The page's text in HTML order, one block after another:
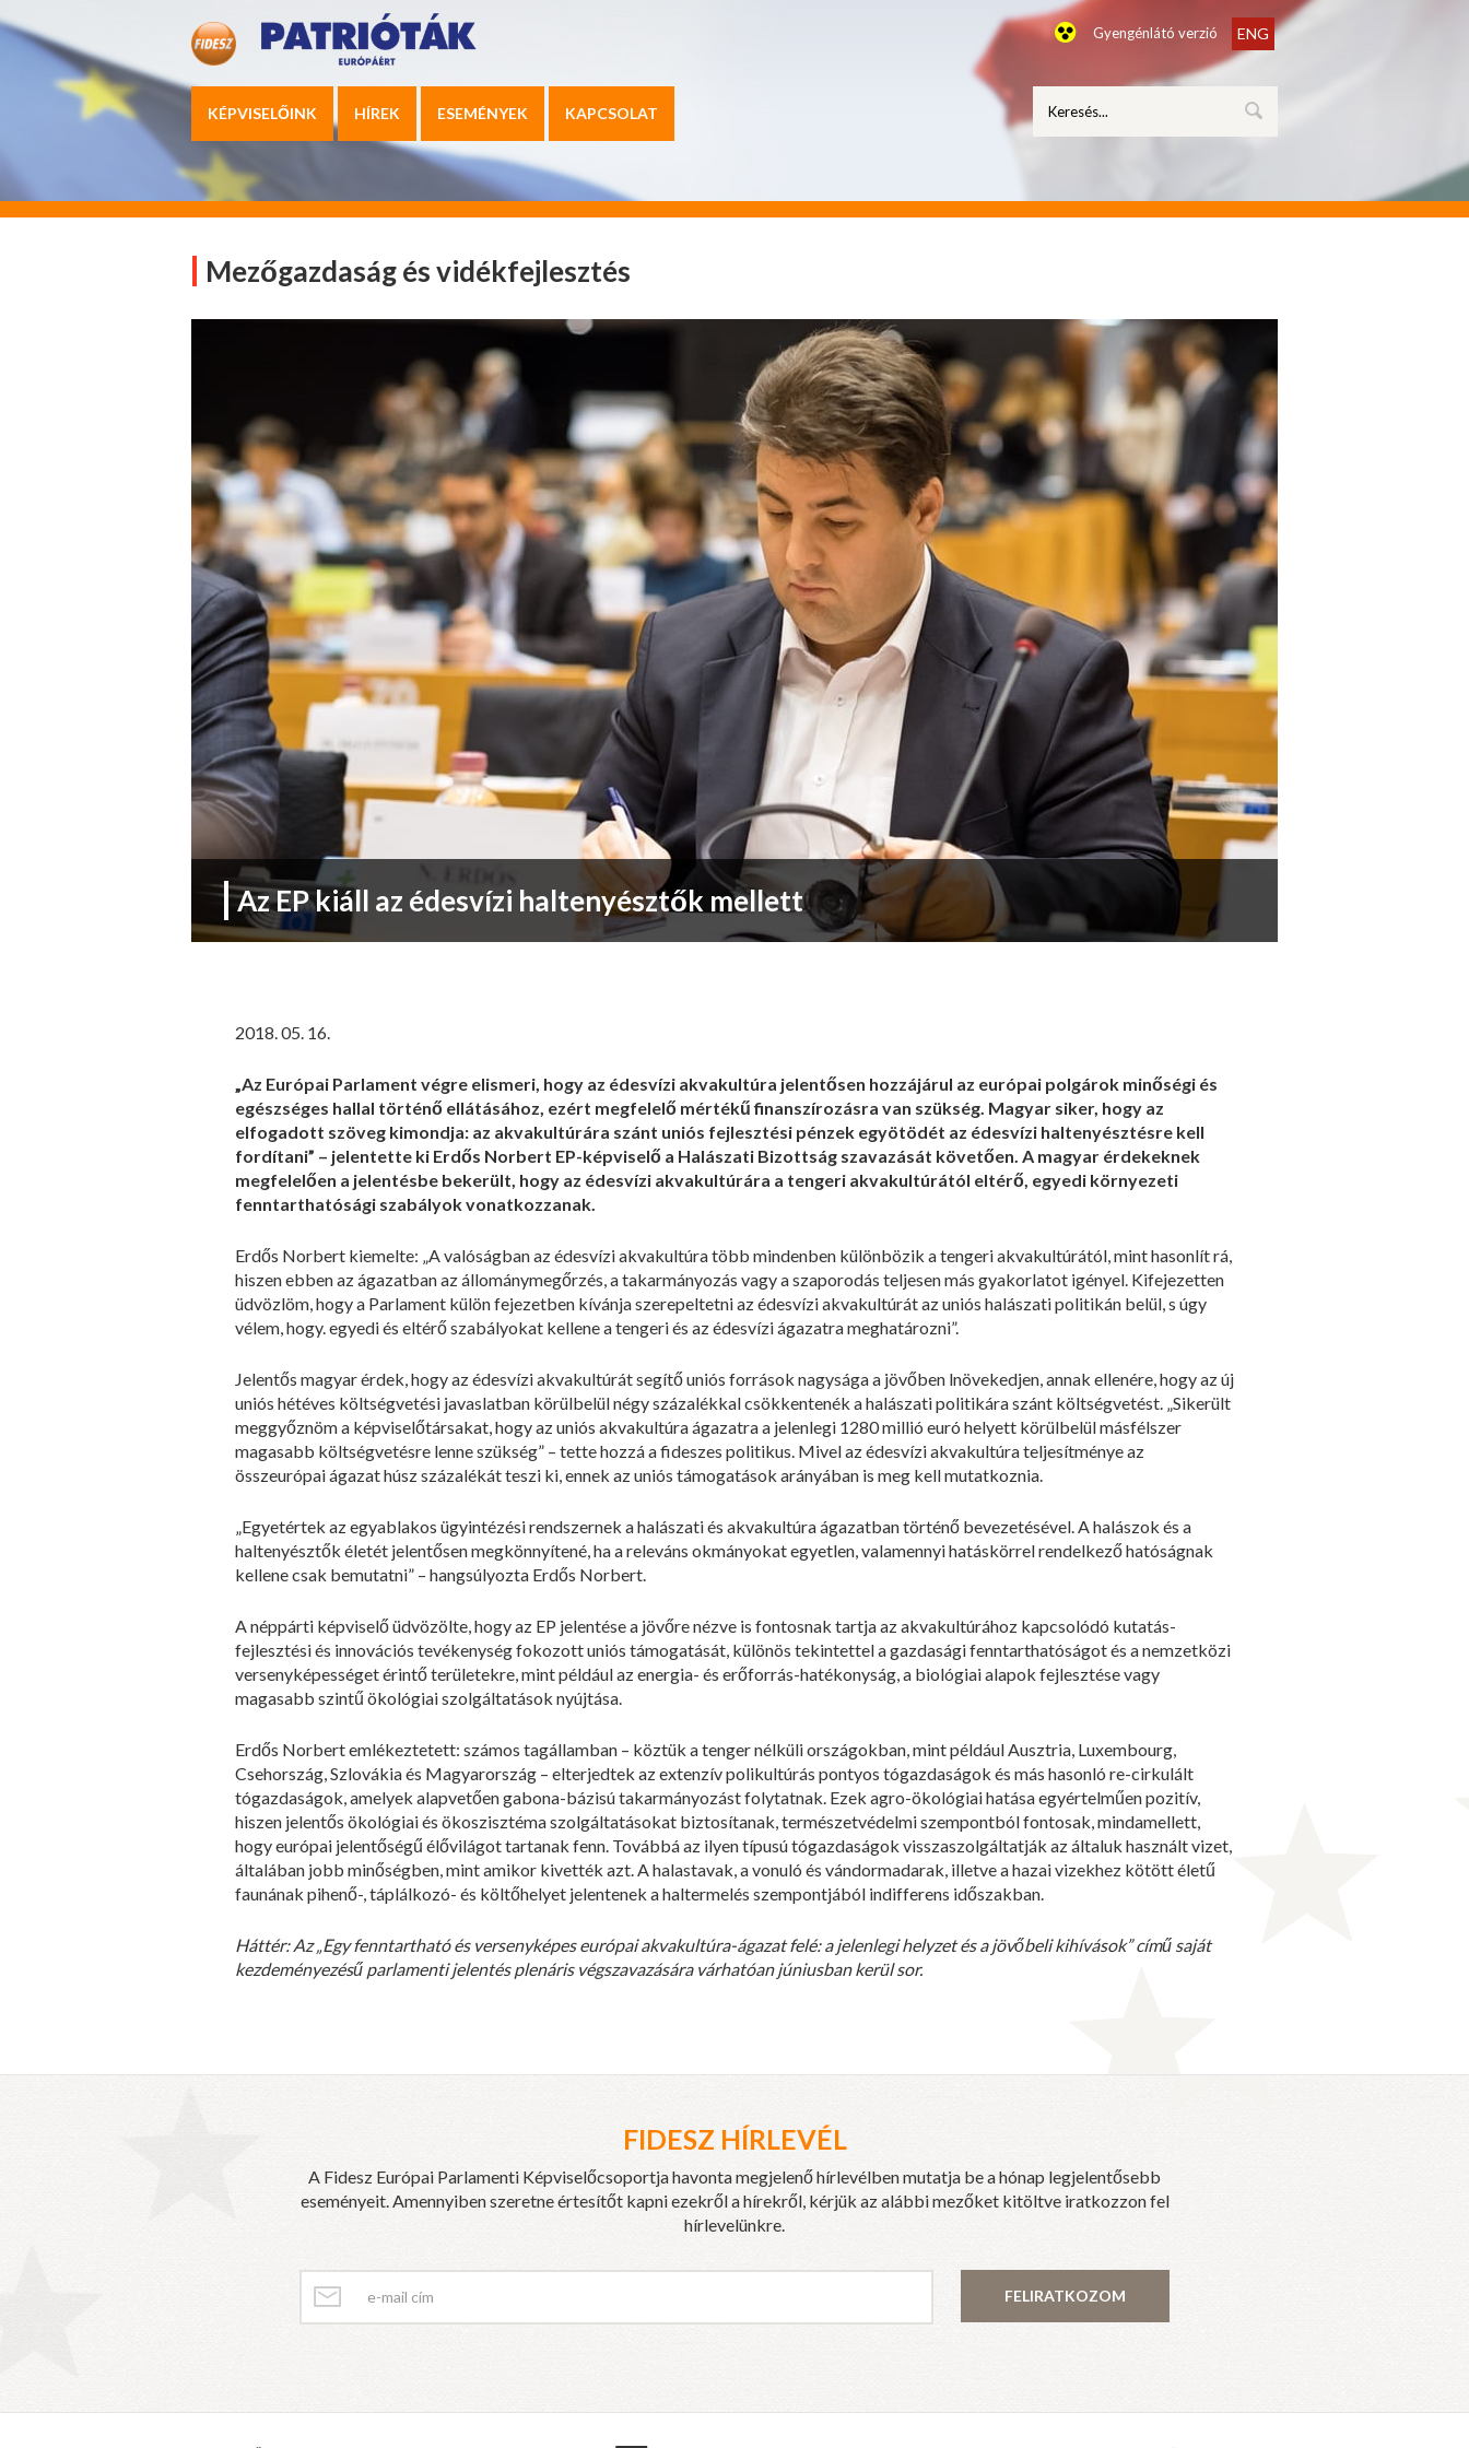
Gyengénlátó verzió ENG
KÉPVISELŐINK HÍREK ESEMÉNYEK KAPCSOLAT
Mezőgazdaság és vidékfejlesztés
Az EP kiáll az édesvízi haltenyésztők mellett
2018. 05. 16.
„Az Európai Parlament végre elismeri, hogy az édesvízi akvakultúra jelentősen hozzájárul az európai polgárok minőségi és
egészséges hallal történő ellátásához, ezért megfelelő mértékű finanszírozásra van szükség. Magyar siker, hogy az
elfogadott szöveg kimondja: az akvakultúrára szánt uniós fejlesztési pénzek egyötödét az édesvízi haltenyésztésre kell
fordítani” – jelentette ki Erdős Norbert EP-képviselő a Halászati Bizottság szavazását követően. A magyar érdekeknek
megfelelően a jelentésbe bekerült, hogy az édesvízi akvakultúrára a tengeri akvakultúrától eltérő, egyedi környezeti
fenntarthatósági szabályok vonatkozzanak.
Erdős Norbert kiemelte: „A valóságban az édesvízi akvakultúra több mindenben különbözik a tengeri akvakultúrától, mint hasonlít rá,
hiszen ebben az ágazatban az állománymegőrzés, a takarmányozás vagy a szaporodás teljesen más gyakorlatot igényel. Kifejezetten
üdvözlöm, hogy a Parlament külön fejezetben kívánja szerepeltetni az édesvízi akvakultúrát az uniós halászati politikán belül, s úgy
vélem, hogy. egyedi és eltérő szabályokat kellene a tengeri és az édesvízi ágazatra meghatározni”.
Jelentős magyar érdek, hogy az édesvízi akvakultúrát segítő uniós források nagysága a jövőben lnövekedjen, annak ellenére, hogy az új
uniós hétéves költségvetési javaslatban körülbelül négy százalékkal csökkentenék a halászati politikára szánt költségvetést. „Sikerült
meggyőznöm a képviselőtársakat, hogy az uniós akvakultúra ágazatra a jelenlegi 1280 millió euró helyett körülbelül másfélszer
magasabb költségvetésre lenne szükség” – tette hozzá a fideszes politikus. Mivel az édesvízi akvakultúra teljesítménye az
összeurópai ágazat húsz százalékát teszi ki, ennek az uniós támogatások arányában is meg kell mutatkoznia.
„Egyetértek az egyablakos ügyintézési rendszernek a halászati és akvakultúra ágazatban történő bevezetésével. A halászok és a
haltenyésztők életét jelentősen megkönnyítené, ha a releváns okmányokat egyetlen, valamennyi hatáskörrel rendelkező hatóságnak
kellene csak bemutatni” – hangsúlyozta Erdős Norbert.
A néppárti képviselő üdvözölte, hogy az EP jelentése a jövőre nézve is fontosnak tartja az akvakultúrához kapcsolódó kutatás-
fejlesztési és innovációs tevékenység fokozott uniós támogatását, különös tekintettel a gazdasági fenntarthatóságot és a nemzetközi
versenyképességet érintő területekre, mint például az energia- és erőforrás-hatékonyság, a biológiai alapok fejlesztése vagy
magasabb szintű ökológiai szolgáltatások nyújtása.
Erdős Norbert emlékeztetett: számos tagállamban – köztük a tenger nélküli országokban, mint például Ausztria, Luxembourg,
Csehország, Szlovákia és Magyarország – elterjedtek az extenzív polikultúrás pontyos tógazdaságok és más hasonló re-cirkulált
tógazdaságok, amelyek alapvetően gabona-bázisú takarmányozást folytatnak. Ezek agro-ökológiai hatása egyértelműen pozitív,
hiszen jelentős ökológiai és ökoszisztéma szolgáltatásokat biztosítanak, természetvédelmi szempontból fontosak, mindamellett,
hogy európai jelentőségű élővilágot tartanak fenn. Továbbá az ilyen típusú tógazdaságok visszaszolgáltatják az általuk használt vizet,
általában jobb minőségben, mint amikor kivették azt. A halastavak, a vonuló és vándormadarak, illetve a hazai vizekhez kötött életű
faunának pihenő-, táplálkozó- és költőhelyet jelentenek a haltermelés szempontjából indifferens időszakban.
Háttér: Az „Egy fenntartható és versenyképes európai akvakultúra-ágazat felé: a jelenlegi helyzet és a jövőbeli kihívások” című saját
kezdeményezésű parlamenti jelentés plenáris végszavazására várhatóan júniusban kerül sor.
FIDESZ HÍRLEVÉL
A Fidesz Európai Parlamenti Képviselőcsoportja havonta megjelenő hírlevélben mutatja be a hónap legjelentősebb
eseményeit. Amennyiben szeretne értesítőt kapni ezekről a hírekről, kérjük az alábbi mezőket kitöltve iratkozzon fel
hírlevelünkre.
FELIRATKOZOM